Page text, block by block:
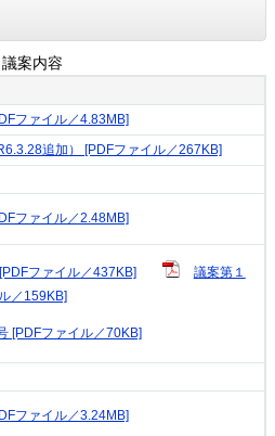
議案内容
ファイル／4.83MB]
追加） [PDFファイル／267KB]
ファイル／2.48MB]
ファイル／437KB]
議案第１
／159KB]
[PDFファイル／70KB]
ファイル／3.24MB]